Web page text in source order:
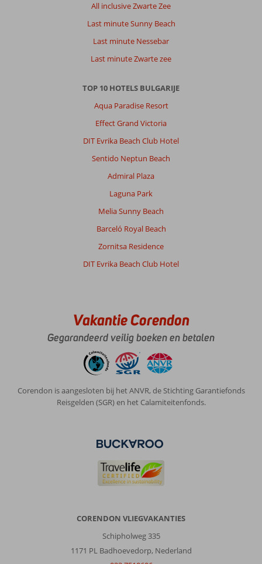
All inclusive Zwarte Zee
Last minute Sunny Beach
Last minute Nessebar
Last minute Zwarte zee
TOP 10 HOTELS BULGARIJE
Aqua Paradise Resort
Effect Grand Victoria
DIT Evrika Beach Club Hotel
Sentido Neptun Beach
Admiral Plaza
Laguna Park
Melia Sunny Beach
Barceló Royal Beach
Zornitsa Residence
DIT Evrika Beach Club Hotel
Vakantie Corendon
Gegarandeerd veilig boeken en betalen
Corendon is aangesloten bij het ANVR, de Stichting Garantiefonds
Reisgelden (SGR) en het Calamiteitenfonds.
CORENDON VLIEGVAKANTIES
Schipholweg 335
1171 PL Badhoevedorp, Nederland